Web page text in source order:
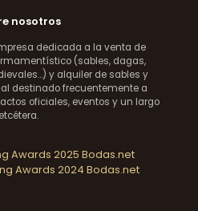
nosotros
dedicada a la venta de
(sables, dagas,
y alquiler de sables y
destinado frecuentemente a
oficiales, eventos y un largo
etcétera.